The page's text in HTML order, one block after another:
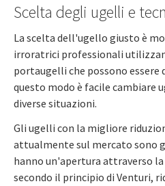
Scelta degli ugelli e
La scelta dell'ugello giusto è
irroratrici professionali
portaugelli che possono essere
questo modo è facile cambiare
diverse situazioni.
Gli ugelli con la migliore
attualmente sul mercato sono
hanno un'apertura attraverso
secondo il principio di Venturi,